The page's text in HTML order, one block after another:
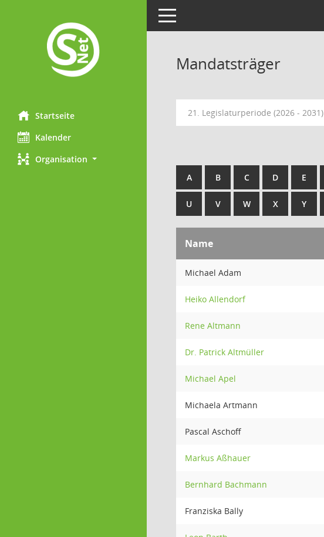
Startseite
Kalender
Organisation
Toggle navigation
Mandatsträger
21. Legislaturperiode (2026 - 2031)
A B C D E
U V W X Y
Name
Michael Adam
Heiko Allendorf
Rene Altmann
Dr. Patrick Altmüller
Michael Apel
Michaela Artmann
Pascal Aschoff
Markus Aßhauer
Bernhard Bachmann
Franziska Bally